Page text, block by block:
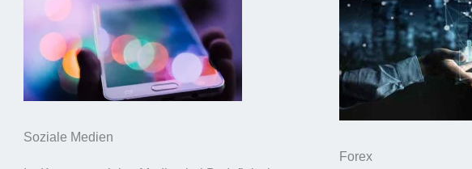
Soziale Medien
Forex